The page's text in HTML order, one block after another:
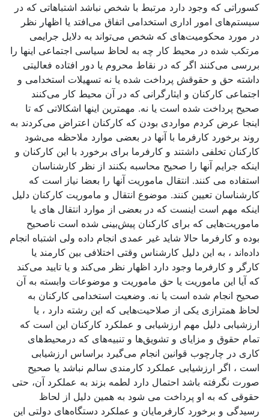
كسوراتی كه وجود دارد مرتبط با شخص نباشد اشتباهاتی كه در
سیستم‌های امور اداری استخدامی اتفاق می‌افتد یا اظهار نظر
در مورد محكومیت‌های كه شخص می‌تواند به دلایل جرایمی
مرتكب شده در محیط كار چه به لحاظ سیاسی اجتماعی اینها را
بررسی می‌كنند اگر كه در نقاط محروم یا دور افتاده فعالیتی
داشته حق و حقوقش پرداخت شده یا نه تسهیلات استخدامی و
اجتماعی كاركنان و ایثارگرانی كه در آن محیط كار می‌كنند
صحیح پرداخت شده است یا نه. مهمترین اینها اشكالاتی كه تا
اینجا عرض كردم مواردی بودن كه كاركنان اعتراض می‌كردند به
روند برخورد كارفرما با آنها در بعضی موارد ملاحظه می‌شود
كاركنان تخلفی داشتند و كارفرما برای برخورد با این كاركنان و
اینكه جرایم آنها را صحیح محاسبه بكنند از نظر كارشناسان
استفاده می ‌كنند. انتقال ماموریت آنها را بعضا نیاز است که
كارشناسان تعیین كنند. موضوع انتقال و ماموریت كاركنان دلیل
اینكه مهم است اینست که در بعضی از موارد انتقال های یا
ماموریت‌‌هایی كه برای كاركنان پیش‌بینی شده است ناصحیح
بوده و كارفرما حالا شاید غیر عمدی انجام داده ولی اشتباه انجام
داده‌اند ، به این دلیل كارشناس وقتی اختلافی بین كارمند یا
كارگر و كارفرما وجود دارد اظهار نظر می‌كند و یا تایید می‌كند
كه آیا این ماموریت یا حق ماموریت و موضوعات وابسته به آن
صحیح انجام شده است یا نه. وضعیت استخدامی كاركنان به
لحاظ همترازی یكی از صلاحیت‌هایی كه این رشته دارد ، یا
ارزشیابی دلیل مهم ارزشیابی و عملكرد كاركنان این است كه
تمام حقوق و مزایای و تشویق‌ها و تنبیه‌های كه درمحیط‌های
كاری در چارچوب قوانین انجام می‌گیرد براساس ارزشیابی
است ، اگر ارزشیابی عملكرد كارمندی سالم نباشد یا صحیح
صورت نگرفته باشد احتمال دارد لطمه بزند به عملكرد آن، حتی
حقوقی كه به او پرداخت می ‌شود به همین دلیل از لحاظ
رسیدگی و برخورد كارفرمایان و عملكرد دستگاه‌های دولتی این